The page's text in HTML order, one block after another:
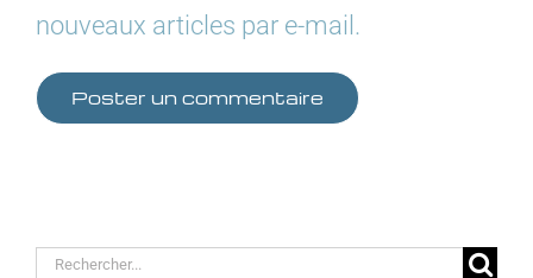
nouveaux articles par e-mail.
Rechercher: